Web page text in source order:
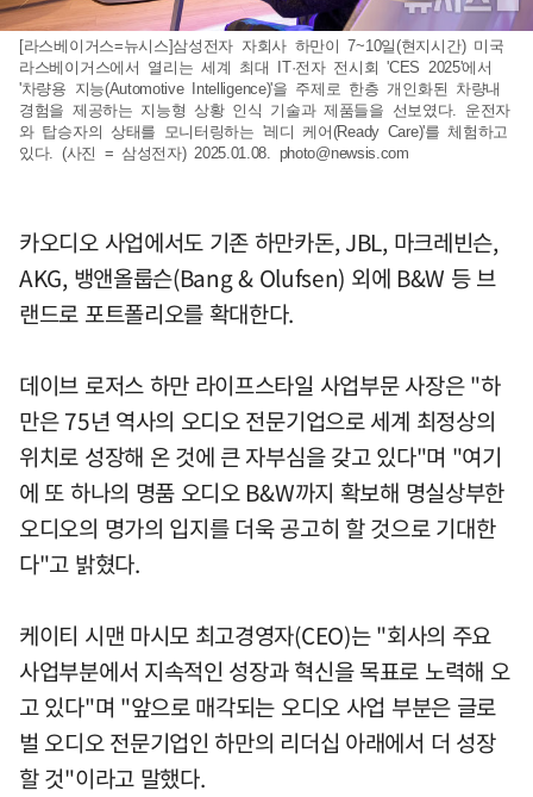
[라스베이거스=뉴시스]삼성전자 자회사 하만이 7~10일(현지시간) 미국
라스베이거스에서 열리는 세계 최대 IT·전자 전시회 'CES 2025'에서
'차량용 지능(Automotive Intelligence)'을 주제로 한층 개인화된 차량내
경험을 제공하는 지능형 상황 인식 기술과 제품들을 선보였다. 운전자
와 탑승자의 상태를 모니터링하는 '레디 케어(Ready Care)'를 체험하고
있다. (사진 = 삼성전자) 2025.01.08. photo@newsis.com
카오디오 사업에서도 기존 하만카돈, JBL, 마크레빈슨,
AKG, 뱅앤올룹슨(Bang & Olufsen) 외에 B&W 등 브
랜드로 포트폴리오를 확대한다.
데이브 로저스 하만 라이프스타일 사업부문 사장은 "하
만은 75년 역사의 오디오 전문기업으로 세계 최정상의
위치로 성장해 온 것에 큰 자부심을 갖고 있다"며 "여기
에 또 하나의 명품 오디오 B&W까지 확보해 명실상부한
오디오의 명가의 입지를 더욱 공고히 할 것으로 기대한
다"고 밝혔다.
케이티 시맨 마시모 최고경영자(CEO)는 "회사의 주요
사업부분에서 지속적인 성장과 혁신을 목표로 노력해 오
고 있다"며 "앞으로 매각되는 오디오 사업 부분은 글로
벌 오디오 전문기업인 하만의 리더십 아래에서 더 성장
할 것"이라고 말했다.